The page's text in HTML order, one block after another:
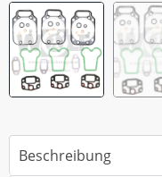
Beschreibung